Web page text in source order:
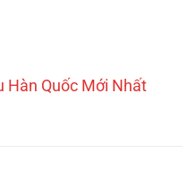
Hàn Quốc Mới Nhất